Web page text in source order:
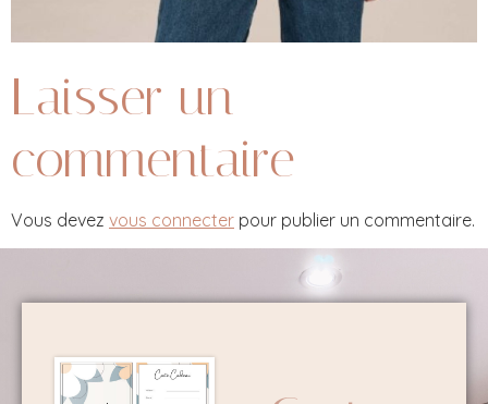
Laisser un
commentaire
Vous devez vous connecter pour publier un commentaire.